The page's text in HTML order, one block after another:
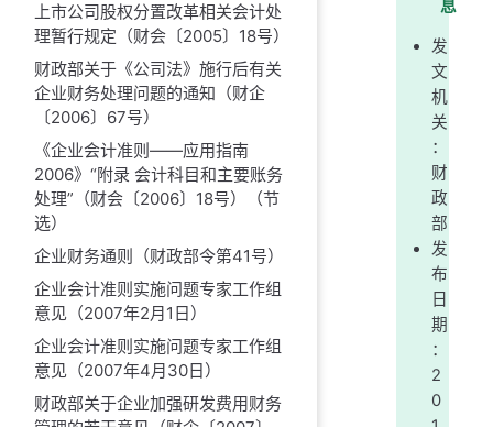
上市公司股权分置改革相关会计处
理暂行规定（财会〔2005〕18号）
财政部关于《公司法》施行后有关
企业财务处理问题的通知（财企
〔2006〕67号）
《企业会计准则——应用指南
2006》“附录 会计科目和主要账务
处理”（财会〔2006〕18号）（节
选）
企业财务通则（财政部令第41号）
企业会计准则实施问题专家工作组
意见（2007年2月1日）
企业会计准则实施问题专家工作组
意见（2007年4月30日）
财政部关于企业加强研发费用财务
息
发
文
机
关
：
财
政
部
发
布
日
期
：
2
0